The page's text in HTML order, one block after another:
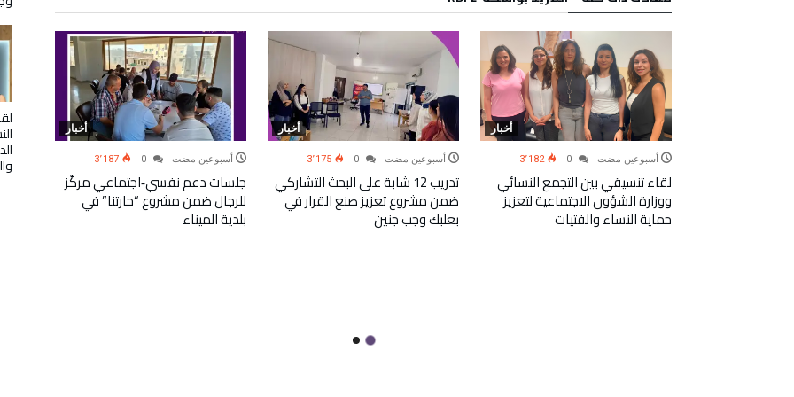
أخبار
‫‫‫‏‫أسبوعين مضت‬ 3٬182
لقاء تنسيقي بين التجمع النسائي
ووزارة الشؤون الاجتماعية لتعزيز
حماية النساء والفتيات
أخبار
‫‫‫‏‫أسبوعين مضت‬ 3٬175
تدريب 12 شابة على البحث التشاركي
ضمن مشروع تعزيز صنع القرار في
بعلبك وجب جنين
أخبار
‫‫‫‏‫أسبوعين مضت‬ 3٬187
جلسات دعم نفسي‑اجتماعي مركّز
للرجال ضمن مشروع “حارتنا” في
بلدية الميناء